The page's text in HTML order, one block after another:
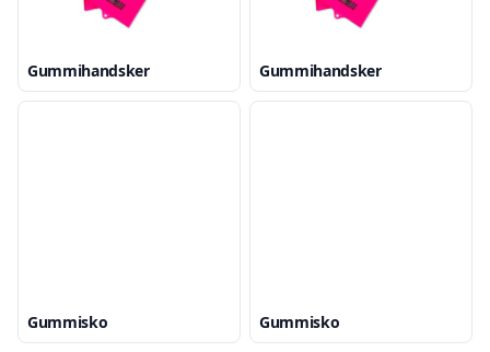
Gummihandsker Gummihandsker
Gummisko Gummisko